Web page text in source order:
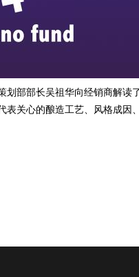
部部长吴祖华向经销商解读
关心的酿造工艺、风格成因